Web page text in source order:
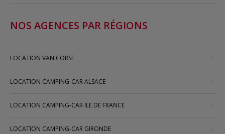
NOS AGENCES PAR RÉGIONS
LOCATION VAN CORSE
LOCATION CAMPING-CAR ALSACE
LOCATION CAMPING-CAR ILE DE FRANCE
LOCATION CAMPING-CAR GIRONDE